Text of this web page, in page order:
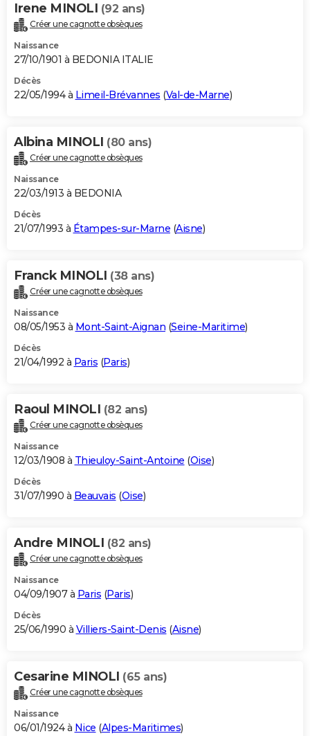
Irene MINOLI (92 ans)
Créer une cagnotte obsèques
Naissance
27/10/1901 à BEDONIA ITALIE
Décès
22/05/1994 à Limeil-Brévannes (Val-de-Marne)
Albina MINOLI (80 ans)
Créer une cagnotte obsèques
Naissance
22/03/1913 à BEDONIA
Décès
21/07/1993 à Étampes-sur-Marne (Aisne)
Franck MINOLI (38 ans)
Créer une cagnotte obsèques
Naissance
08/05/1953 à Mont-Saint-Aignan (Seine-Maritime)
Décès
21/04/1992 à Paris (Paris)
Raoul MINOLI (82 ans)
Créer une cagnotte obsèques
Naissance
12/03/1908 à Thieuloy-Saint-Antoine (Oise)
Décès
31/07/1990 à Beauvais (Oise)
Andre MINOLI (82 ans)
Créer une cagnotte obsèques
Naissance
04/09/1907 à Paris (Paris)
Décès
25/06/1990 à Villiers-Saint-Denis (Aisne)
Cesarine MINOLI (65 ans)
Créer une cagnotte obsèques
Naissance
06/01/1924 à Nice (Alpes-Maritimes)